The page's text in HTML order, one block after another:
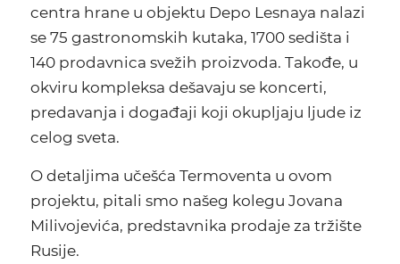
centra hrane u objektu Depo Lesnaya nalazi
se 75 gastronomskih kutaka, 1700 sedišta i
140 prodavnica svežih proizvoda. Takođe, u
okviru kompleksa dešavaju se koncerti,
predavanja i događaji koji okupljaju ljude iz
celog sveta.
O detaljima učešća Termoventa u ovom
projektu, pitali smo našeg kolegu Jovana
Milivojevića, predstavnika prodaje za tržište
Rusije.